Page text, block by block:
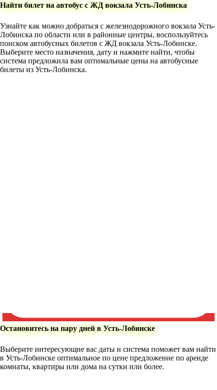
Найти билет на автобус с ЖД вокзала Усть-Лобинска
Узнайте как можно добраться с железнодорожного вокзала Усть-
Лобинска по области или в районные центры, воспользуйтесь
поиском автобусных билетов с ЖД вокзала Усть-Лобинске.
Выберите место назначения, дату и нажмите найти, чтобы
система предложила вам оптимальные цены на автобусные
билеты из Усть-Лобинска.
Остановитесь на пару дней в Усть-Лобинске
Выберите интересующие вас даты и система поможет вам найти
в Усть-Лобинске оптимальное по цене предложение по аренде
комнаты, квартиры или дома на сутки или более.